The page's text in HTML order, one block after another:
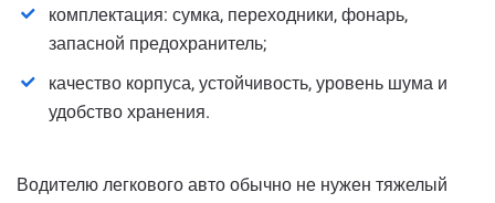
комплектация: сумка, переходники, фонарь,
запасной предохранитель;
качество корпуса, устойчивость, уровень шума и
удобство хранения.
Водителю легкового авто обычно не нужен тяжелый